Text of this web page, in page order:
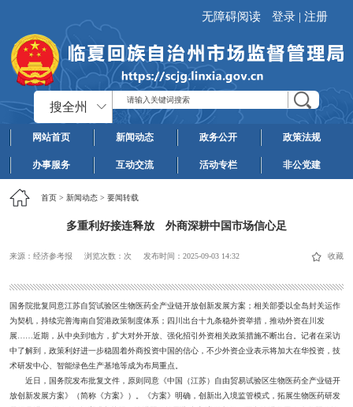
无障碍阅读 登录 | 注册
搜全州
网站首页 新闻动态 政务公开 政策法规
办事服务 互动交流 活动专栏 非公党建
首页> 新闻动态> 要闻转载
多重利好接连释放 外商深耕中国市场信心足
来源：经济参考报 浏览次数： 次 发布时间： 2025-09-03 14:32 收藏
国务院批复同意江苏自贸试验区生物医药全产业链开放创新发展方案；相关部委以全岛封关运作
为契机，持续完善海南自贸港政策制度体系；四川出台十九条稳外资举措，推动外资在川发
展……近期，从中央到地方，扩大对外开放、强化招引外资相关政策措施不断出台。记者在采访
中了解到，政策利好进一步稳固着外商投资中国的信心，不少外资企业表示将加大在华投资，技
术研发中心、智能绿色生产基地等成为布局重点。
近日，国务院发布批复文件，原则同意《中国（江苏）自由贸易试验区生物医药全产业链开
放创新发展方案》（简称《方案》）。《方案》明确，创新出入境监管模式，拓展生物医药研发